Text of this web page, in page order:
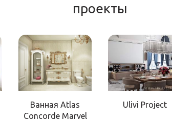
проекты
Ванная Atlas
Concorde Marvel
Ulivi Project